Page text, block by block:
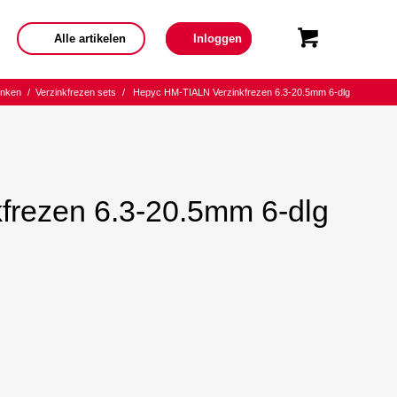
Alle artikelen Inloggen
/ Verzinkfrezen sets / Hepyc HM-TIALN Verzinkfrezen 6.3-20.5mm 6-dlg
6.3-20.5mm 6-dlg